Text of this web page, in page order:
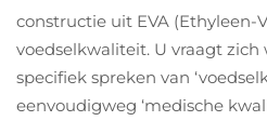
constructie uit EVA (Ethyleen-
voedselkwaliteit. U vraagt
specifiek spreken van
eenvoudigweg ‘medische